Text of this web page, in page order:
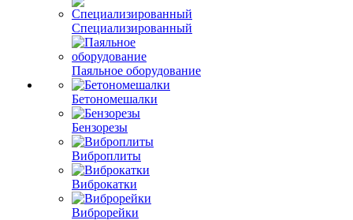
Специализированный
Паяльное оборудование
Бетономешалки
Бензорезы
Виброплиты
Виброкатки
Виброрейки